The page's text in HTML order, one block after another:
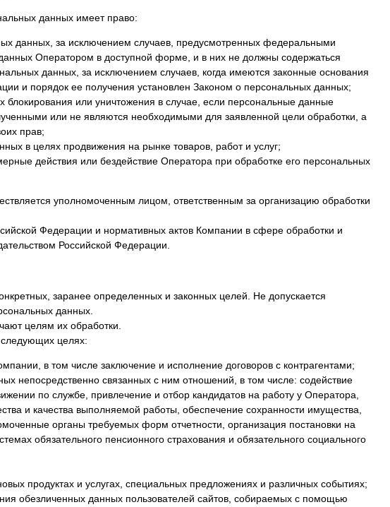
данных имеет право:
данных, за исключением случаев, предусмотренных федеральными
Оператором в доступной форме, и в них не должны содержаться
данных, за исключением случаев, когда имеются законные основания
и порядок ее получения установлен Законом о персональных данных;
блокирования или уничтожения в случае, если персональные данные
или не являются необходимыми для заявленной цели обработки, а
прав;
в целях продвижения на рынке товаров, работ и услуг;
действия или бездействие Оператора при обработке его персональных
уполномоченным лицом, ответственным за организацию обработки
Федерации и нормативных актов Компании в сфере обработки и
Российской Федерации.
заранее определенных и законных целей. Не допускается
данных.
целям их обработки.
целях:
в том числе заключение и исполнение договоров с контрагентами;
непосредственно связанных с ним отношений, в том числе: содействие
по службе, привлечение и отбор кандидатов на работу у Оператора,
и качества выполняемой работы, обеспечение сохранности имущества,
органы требуемых форм отчетности, организация постановки на
обязательного пенсионного страхования и обязательного социального
продуктах и услугах, специальных предложениях и различных событиях;
обезличенных данных пользователей сайтов, собираемых с помощью